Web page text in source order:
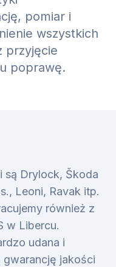
pomiar i
wszystkich
przyjęcie
poprawę.
są Drylock, Škoda
Leoni, Ravak itp.
również z
w Libercu.
udana i
jakości